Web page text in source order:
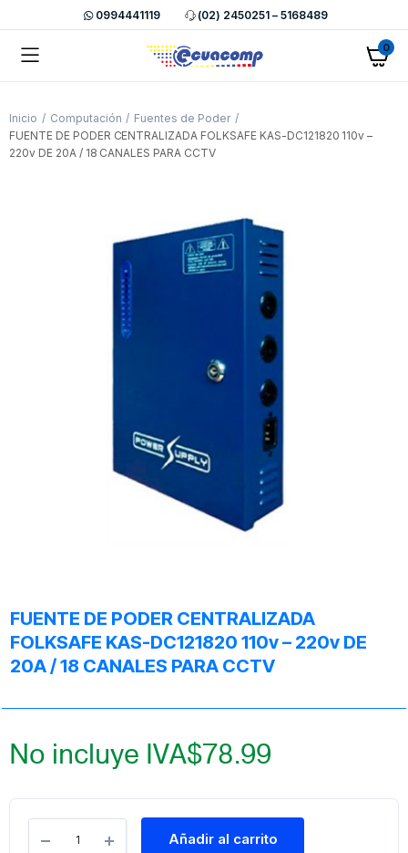
0994441119 (02) 2450251 – 5168489
0
Inicio Computación
Fuentes de Poder
FUENTE DE PODER CENTRALIZADA FOLKSAFE KAS-DC121820 110v –
220v DE 20A / 18 CANALES PARA CCTV
FUENTE DE PODER CENTRALIZADA
FOLKSAFE KAS-DC121820 110v – 220v DE
20A / 18 CANALES PARA CCTV
$78.99
No incluye IVA
Añadir al carrito